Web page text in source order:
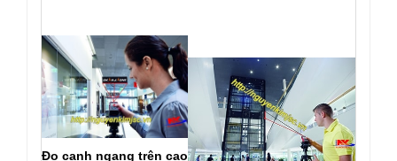
Đo cạnh ngang trên cao